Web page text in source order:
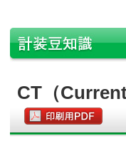
CT（